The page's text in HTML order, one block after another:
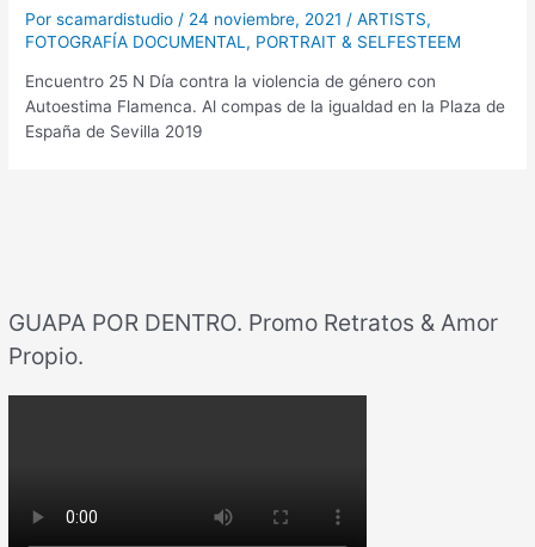
GUAPA POR DENTRO. Promo Retratos & Amor
Propio.
Porscamardistudio / 24 noviembre, 2021 /ARTISTS,
FOTOGRAFÍA DOCUMENTAL , PORTRAIT & SELFESTEEM
Encuentro 25 N Día contra la violencia de género con
Autoestima Flamenca. Al compas de la igualdad en la Plaza de
España de Sevilla 2019